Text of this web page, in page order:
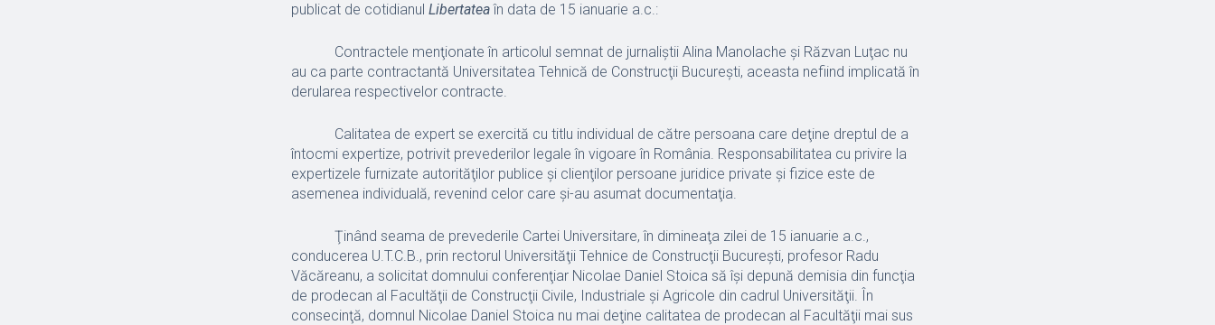
publicat de cotidianul Libertateaîn data de 15 ianuarie a.c.:
Contractele menţionate în articolul semnat de jurnaliştii Alina Manolache şi Răzvan Luţac nu
au ca parte contractantă Universitatea Tehnică de Construcţii Bucureşti, aceasta nefiind implicată în
derularea respectivelor contracte.
Calitatea de expert se exercită cu titlu individual de către persoana care deţine dreptul de a
întocmi expertize, potrivit prevederilor legale în vigoare în România. Responsabilitatea cu privire la
expertizele furnizate autorităţilor publice şi clienţilor persoane juridice private şi fizice este de
asemenea individuală, revenind celor care şi-au asumat documentaţia.
Ţinând seama de prevederile Cartei Universitare, în dimineaţa zilei de 15 ianuarie a.c.,
conducerea U.T.C.B., prin rectorul Universităţii Tehnice de Construcţii Bucureşti, profesor Radu
Văcăreanu, a solicitat domnului conferenţiar Nicolae Daniel Stoica să îşi depună demisia din funcţia
de prodecan al Facultăţii de Construcţii Civile, Industriale şi Agricole din cadrul Universităţii. În
consecinţă, domnul Nicolae Daniel Stoica nu mai deţine calitatea de prodecan al Facultăţii mai sus